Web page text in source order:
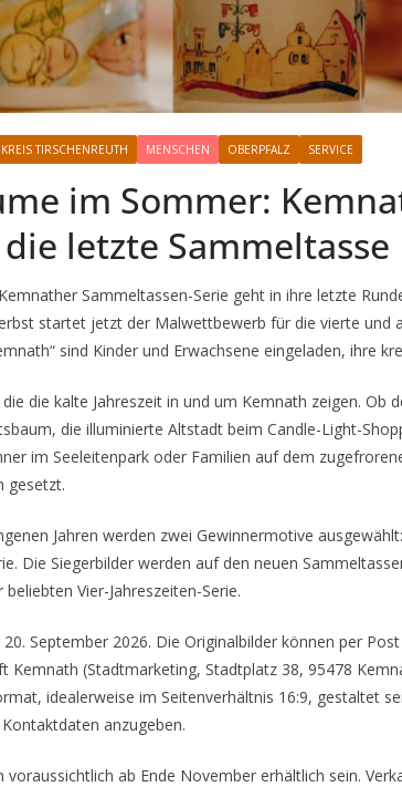
TIRSCHENREUTH MENSCHEN OBERPFALZ SERVICE
im Sommer:
letzte Sammeltasse
Sammeltassen-Serie geht in ihre letzte
startet jetzt der Malwettbewerb für die vierte und
sind Kinder und Erwachsene eingeladen, ihre
die kalte Jahreszeit in und um Kemnath zeigen. Ob
die illuminierte Altstadt beim Candle-Light-
im Seeleitenpark oder Familien auf dem
gesetzt.
Jahren werden zwei Gewinnermotive
Die Siegerbilder werden auf den neuen
Vier-Jahreszeiten-Serie.
September 2026. Die Originalbilder können per
Kemnath (Stadtmarketing, Stadtplatz 38, 95478
idealerweise im Seitenverhältnis 16:9, gestaltet
anzugeben.
voraussichtlich ab Ende November erhältlich sein.